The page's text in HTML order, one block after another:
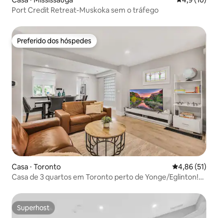
Port Credit Retreat-Muskoka sem o tráfego
Preferido dos hóspedes
Preferido dos hóspedes
Casa ⋅ Toronto 4,86 de uma
4,86 (51)
Casa de 3 quartos em Toronto perto de Yonge/Eglinton!
Superhost
Superhost